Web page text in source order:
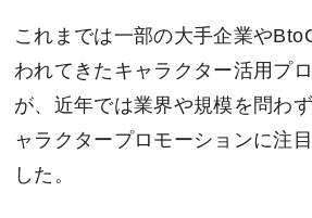
これまでは一部の大手企業や
われてきたキャラクター活用プ
が、近年では業界や規模を問わ
ャラクタープロモーションに注
した。